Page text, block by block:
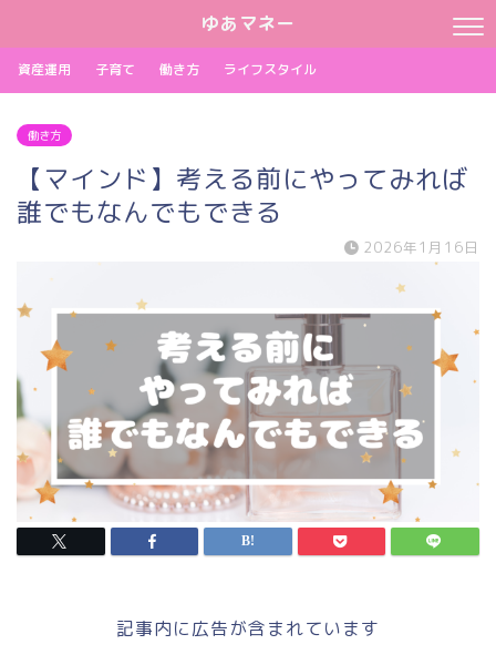
ゆあマネー
資産運用 子育て 働き方 ライフスタイル
働き方
【マインド】考える前にやってみれば
誰でもなんでもできる
2026年1月16日
記事内に広告が含まれています